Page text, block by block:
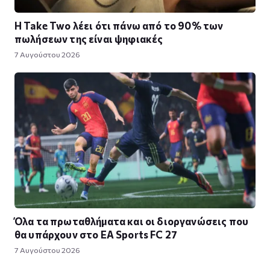
Η Take Twο λέει ότι πάνω από το 90% των
πωλήσεων της είναι ψηφιακές
7 Αυγούστου 2026
Όλα τα πρωταθλήματα και οι διοργανώσεις που
θα υπάρχουν στο EA Sports FC 27
7 Αυγούστου 2026